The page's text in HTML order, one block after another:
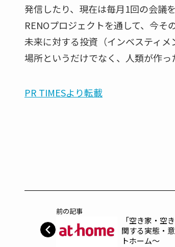
発信したり、現在は毎月1回の会議
RENOプロジェクトを通して、今そ
未来に対する投資（インベスティ
場所というだけでなく、人類が作っ
PR TIMESより転載
前の記事
「空き家・空
関する実態・
トホーム～